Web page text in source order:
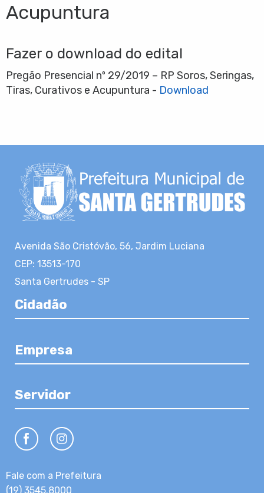
Acupuntura
Fazer o download do edital
Pregão Presencial nº 29/2019 – RP Soros, Seringas,
Tiras, Curativos e Acupuntura - Download
Avenida São Cristóvão, 56, Jardim Luciana
CEP: 13513-170
Santa Gertrudes - SP
Cidadão
Empresa
Servidor
Fale com a Prefeitura
(19) 3545.8000